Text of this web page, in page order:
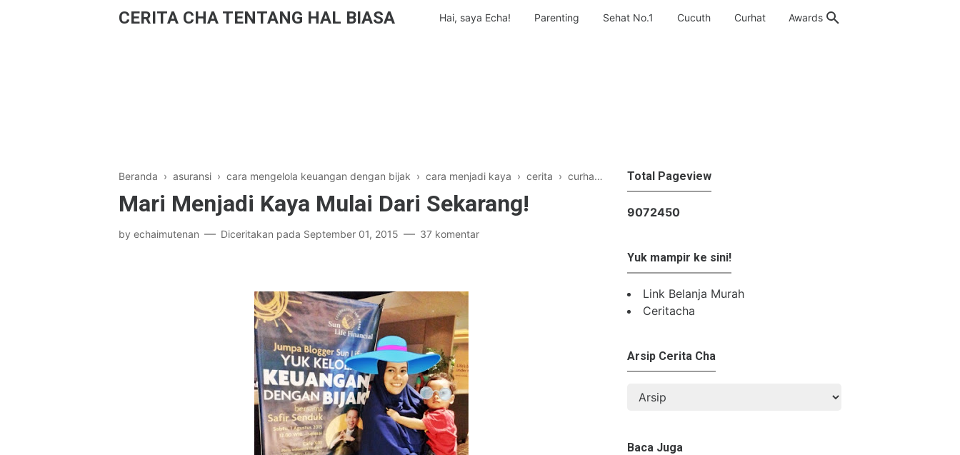
CERITA CHA TENTANG HAL BIASA Hai, saya Echa! Parenting Sehat No.1 Cucuth Curhat Awards
Beranda › asuransi › cara mengelola keuangan dengan bijak › cara menjadi kaya › cerita › curhat › kesehatan ›lomba ›
Mari Menjadi Kaya Mulai Dari Sekarang!
by echaimutenan Diceritakan pada September 01, 2015 37 komentar
Total Pageview
9072450
Yuk mampir ke sini!
Link Belanja Murah
Ceritacha
Arsip Cerita Cha
Baca Juga